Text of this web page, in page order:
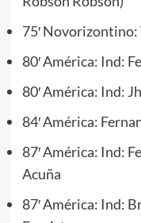
75′
80′ América: Ind:
80′ América: Ind:
84′ América:
87′ América: Ind:
Acuña
87′ América: Ind: